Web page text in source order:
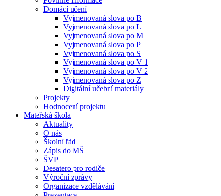
Domácí učení
Vyjmenovaná slova po B
Vyjmenovaná slova po L
Vyjmenovaná slova po M
Vyjmenovaná slova po P
Vyjmenovaná slova po S
Vyjmenovaná slova po V 1
Vyjmenovaná slova po V 2
Vyjmenovaná slova po Z
Digitální učební materiály
Projekty
Hodnocení projektu
Mateřská škola
Aktuality
O nás
Školní řád
Zápis do MŠ
ŠVP
Desatero pro rodiče
Výroční zprávy
Organizace vzdělávání